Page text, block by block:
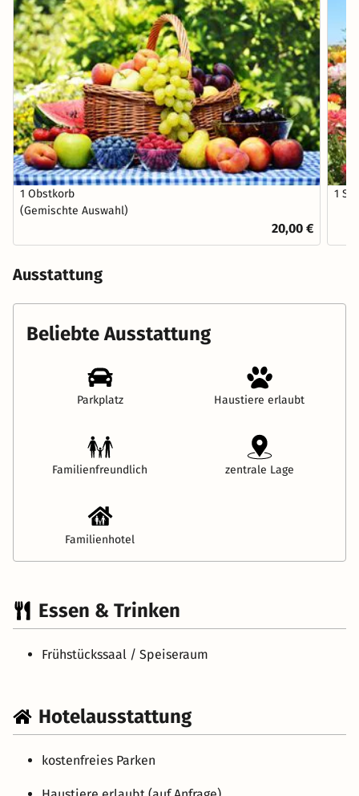
1 Obstkorb
(Gemischte Auswahl)
20,00 €
1
Ausstattung
Beliebte Ausstattung
Parkplatz Haustiere erlaubt
Familienfreundlich zentrale Lage
Familienhotel
Essen & Trinken
Frühstückssaal / Speiseraum
Hotelausstattung
kostenfreies Parken